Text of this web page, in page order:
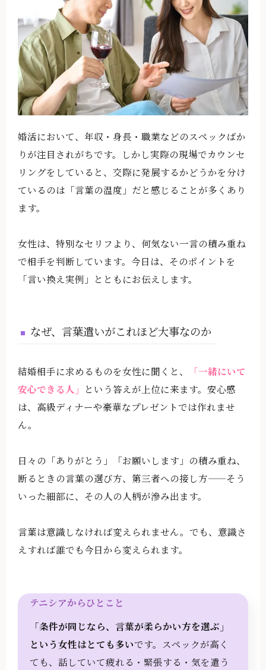
婚活において、年収・身長・職業などのスペックばか
りが注目されがちです。しかし実際の現場でカウンセ
リングをしていると、交際に発展するかどうかを分け
ているのは「言葉の温度」だと感じることが多くあり
ます。
女性は、特別なセリフより、何気ない一言の積み重ね
で相手を判断しています。今日は、そのポイントを
「言い換え実例」とともにお伝えします。
なぜ、言葉遣いがこれほど大事なのか
結婚相手に求めるものを女性に聞くと、
「一緒にいて
安心できる人」 という答えが上位に来ます。安心感
は、高級ディナーや豪華なプレゼントでは作れませ
ん。
日々の「ありがとう」「お願いします」の積み重ね、
断るときの言葉の選び方、第三者への接し方——そう
いった細部に、その人の人柄が滲み出ます。
言葉は意識しなければ変えられません。でも、意識さ
えすれば誰でも今日から変えられます。
テニシアからひとこと
「条件が同じなら、言葉が柔らかい方を選ぶ」
という女性はとても多いです。スペックが高く
ても、話していて疲れる・緊張する・気を遣う